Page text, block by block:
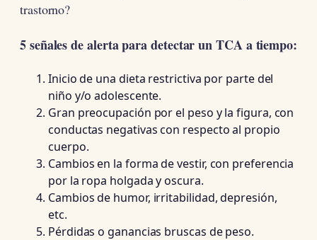
trastorno?
5 señales de alerta para detectar un TCA a tiempo:
Inicio de una dieta restrictiva por parte del
niño y/o adolescente.
Gran preocupación por el peso y la figura, con
conductas negativas con respecto al propio
cuerpo.
Cambios en la forma de vestir, con preferencia
por la ropa holgada y oscura.
Cambios de humor, irritabilidad, depresión,
etc.
Pérdidas o ganancias bruscas de peso.